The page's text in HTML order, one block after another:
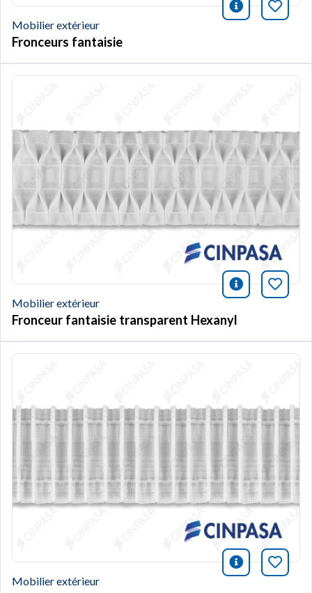
icono
Mobilier extérieur
Fronceurs fantaisie
icono
Mobilier extérieur
Fronceur fantaisie transparent Hexanyl
icono
Mobilier extérieur